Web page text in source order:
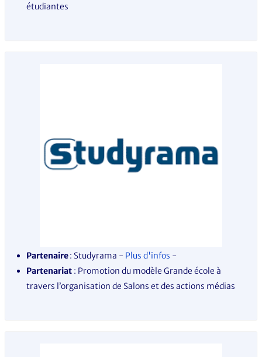
étudiantes
Partenaire: Studyrama - Plus d'infos -
Partenariat : Promotion du modèle Grande école à
travers l’organisation de Salons et des actions médias